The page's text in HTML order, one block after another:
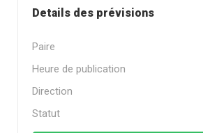
Details des prévisions
Paire
Heure de publication
Direction
Statut